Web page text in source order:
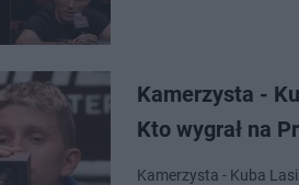
Kamerzysta -
Kto wygrał na
Kamerzysta - Kuba